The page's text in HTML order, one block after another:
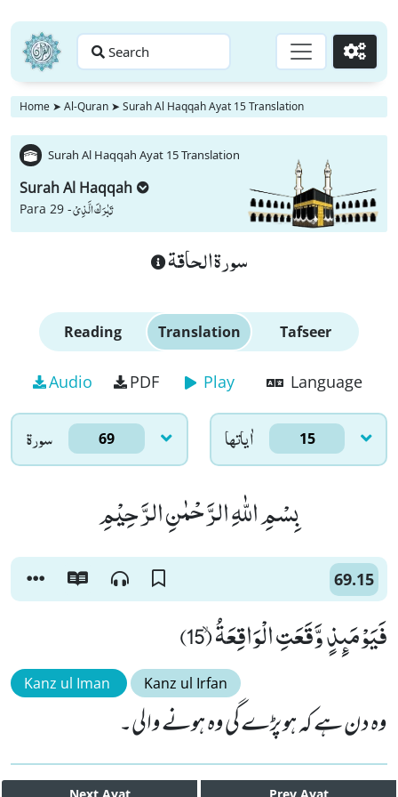
Search Go
Home ➤ Al-Quran ➤ Surah Al Haqqah Ayat 15 Translation
Surah Al Haqqah Ayat 15 Translation
Surah Al Haqqah
Para 29 -تَبٰرَكَ الَّذِیْ
سورة الحاقة
Reading Translation Tafseer
Audio PDF Play Language
سورۃ 69 اٰياتها 15
بِسْمِ اللّٰهِ الرَّحْمٰنِ الرَّحِیْمِ
69.15
فَیَوْمَىٕذٍ وَّقَعَتِ الْوَاقِعَةُۙ (15)
Kanz ul Iman Kanz ul Irfan
وہ دن ہے کہ ہو پڑے گی وہ ہونے والی۔